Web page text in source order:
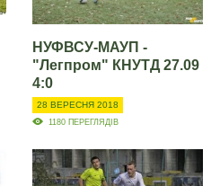
НУФВСУ-МАУП -
"Легпром" КНУТД 27.09
4:0
28 ВЕРЕСНЯ 2018
1180 ПЕРЕГЛЯДІВ